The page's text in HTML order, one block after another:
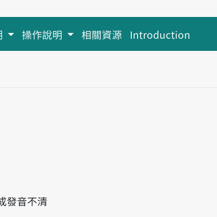
操作說明 相關資源 Introduction
發音不清